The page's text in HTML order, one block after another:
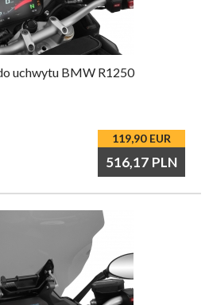
uchwytu BMW R1250
119,90 EUR
516,17 PLN